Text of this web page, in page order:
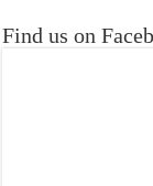
Find us on